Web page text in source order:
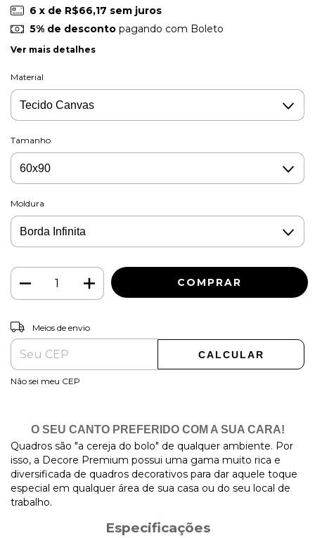
6 x de R$66,17 sem juros
5% de descontopagando com Boleto
Ver mais detalhes
Material
Tamanho
Moldura
Entregas para o CEP:
Meios de envio
CALCULAR
Não sei meu CEP
O SEU CANTO PREFERIDO COM A SUA CARA!
Quadros são "a cereja do bolo" de qualquer ambiente. Por
isso, a Decore Premium possui uma gama muito rica e
diversificada de quadros decorativos para dar aquele toque
especial em qualquer área de sua casa ou do seu local de
trabalho.
Especificações